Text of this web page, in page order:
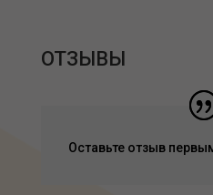
ОТЗЫВЫ
Оставьте отзыв